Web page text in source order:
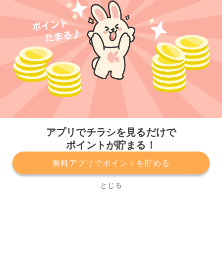
アプリでチラシを見るだけで
ポイントが貯まる！
無料アプリでポイントを貯める
とじる
プライバシーポリシー 利用規約
運営会社
サービスに関してのお問い合わせ